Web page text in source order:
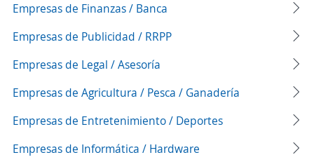
Empresas de Finanzas / Banca
Empresas de Publicidad / RRPP
Empresas de Legal / Asesoría
Empresas de Agricultura / Pesca / Ganadería
Empresas de Entretenimiento / Deportes
Empresas de Informática / Hardware